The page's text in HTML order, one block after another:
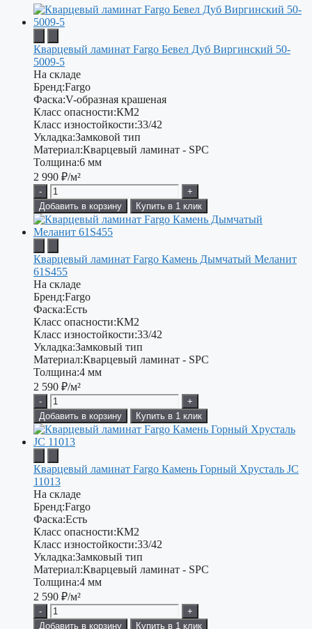
Кварцевый ламинат Fargo Бевел Дуб Виргинский 50-
5009-5
На складе
Бренд:Fargo
Фаска:V-образная крашеная
Класс опасности:КМ2
Класс изностойкости:33/42
Укладка:Замковой тип
Материал:Кварцевый ламинат - SPC
Толщина:6 мм
2 990 ₽/м²
-
+
Добавить в корзину
Купить в 1 клик
Кварцевый ламинат Fargo Камень Дымчатый Меланит
61S455
На складе
Бренд:Fargo
Фаска:Есть
Класс опасности:КМ2
Класс изностойкости:33/42
Укладка:Замковый тип
Материал:Кварцевый ламинат - SPC
Толщина:4 мм
2 590 ₽/м²
-
+
Добавить в корзину
Купить в 1 клик
Кварцевый ламинат Fargo Камень Горный Хрусталь JC
11013
На складе
Бренд:Fargo
Фаска:Есть
Класс опасности:КМ2
Класс изностойкости:33/42
Укладка:Замковый тип
Материал:Кварцевый ламинат - SPC
Толщина:4 мм
2 590 ₽/м²
-
+
Добавить в корзину
Купить в 1 клик